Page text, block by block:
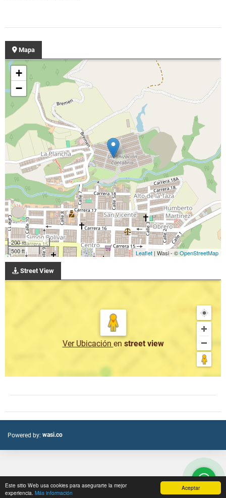
Aceptar
Este sitio Web usa cookies para asegurarte la mejor
experiencia. Más información
Mapa
+
−
200 m
500 ft
Leaflet | Wasi - ©OpenStreetMap
Street View
Ver Ubicación en street view
Powered by: wasi.co